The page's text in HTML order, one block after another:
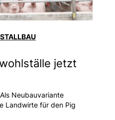
STALLBAU
jetzt
Neubauvariante
Landwirte für den Pig